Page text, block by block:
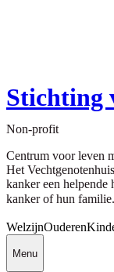
Stichting
Non-profit
Centrum voor leven
Het
kanker een helpende
kanker of hun
WelzijnOuderen
Menu